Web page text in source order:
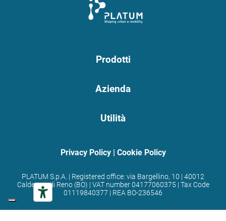
Prodotti
Azienda
Utilità
Privacy Policy| Cookie Policy
PLATUM S.p.A. | Registered office: via Bargellino, 10 | 40012
Calderara di Reno (BO) | VAT number 04177060375 | Tax Code
01119840377 | REA BO-236546